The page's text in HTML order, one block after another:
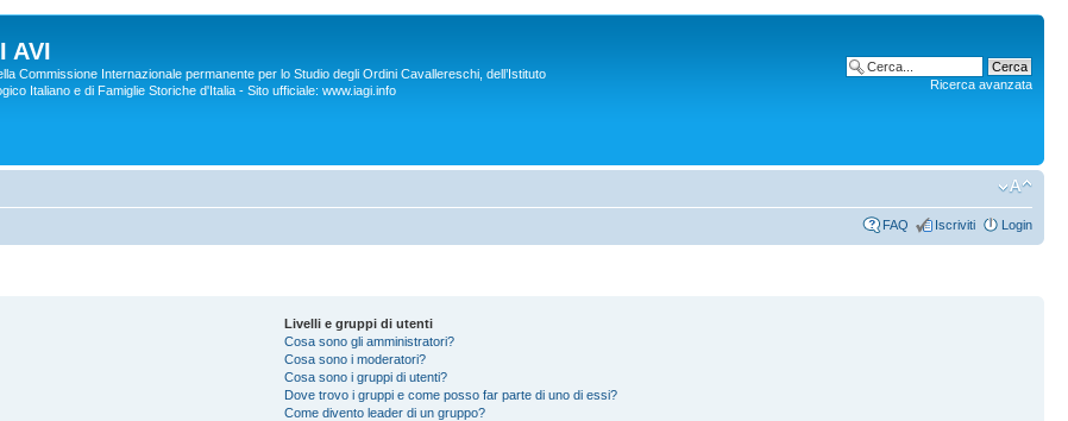
AVI
Commissione Internazionale permanente per lo Studio degli Ordini Cavallereschi, dell’Istituto
Italiano e di Famiglie Storiche d'Italia - Sito ufficiale: www.iagi.info
Ricerca avanzata
FAQ Iscriviti Login
Livelli e gruppi di utenti
Cosa sono gli amministratori?
Cosa sono i moderatori?
Cosa sono i gruppi di utenti?
Dove trovo i gruppi e come posso far parte di uno di essi?
Come divento leader di un gruppo?